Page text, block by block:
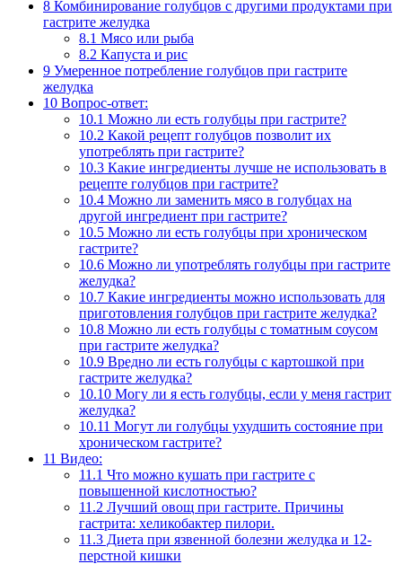
8 Комбинирование голубцов с другими продуктами при
гастрите желудка
8.1 Мясо или рыба
8.2 Капуста и рис
9 Умеренное потребление голубцов при гастрите
желудка
10 Вопрос-ответ:
10.1 Можно ли есть голубцы при гастрите?
10.2 Какой рецепт голубцов позволит их
употреблять при гастрите?
10.3 Какие ингредиенты лучше не использовать в
рецепте голубцов при гастрите?
10.4 Можно ли заменить мясо в голубцах на
другой ингредиент при гастрите?
10.5 Можно ли есть голубцы при хроническом
гастрите?
10.6 Можно ли употреблять голубцы при гастрите
желудка?
10.7 Какие ингредиенты можно использовать для
приготовления голубцов при гастрите желудка?
10.8 Можно ли есть голубцы с томатным соусом
при гастрите желудка?
10.9 Вредно ли есть голубцы с картошкой при
гастрите желудка?
10.10 Могу ли я есть голубцы, если у меня гастрит
желудка?
10.11 Могут ли голубцы ухудшить состояние при
хроническом гастрите?
11 Видео:
11.1 Что можно кушать при гастрите с
повышенной кислотностью?
11.2 Лучший овощ при гастрите. Причины
гастрита: хеликобактер пилори.
11.3 Диета при язвенной болезни желудка и 12-
перстной кишки